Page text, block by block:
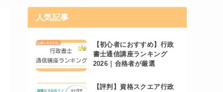
人気記事
【初心者におすすめ】行政
書士通信講座ランキング
2026｜合格者が厳選
【評判】資格スクエア行政